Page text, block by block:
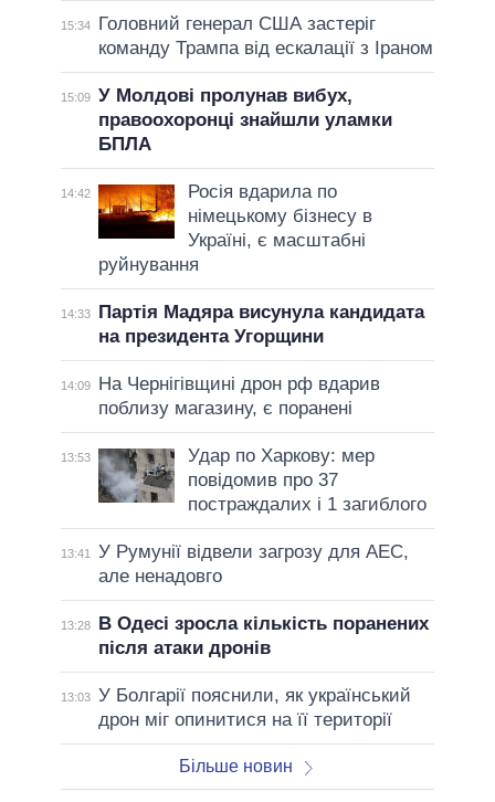
15:34
Головний генерал США застеріг
команду Трампа від ескалації з Іраном
15:09 У Молдові пролунав вибух,
правоохоронці знайшли уламки
БПЛА
14:42
Росія вдарила по
німецькому бізнесу в
Україні, є масштабні
руйнування
14:33
Партія Мадяра висунула кандидата
на президента Угорщини
14:09
На Чернігівщині дрон рф вдарив
поблизу магазину, є поранені
13:53
Удар по Харкову: мер
повідомив про 37
постраждалих і 1 загиблого
13:41
У Румунії відвели загрозу для АЕС,
але ненадовго
13:28
В Одесі зросла кількість поранених
після атаки дронів
13:03 У Болгарії пояснили, як український
дрон міг опинитися на її території
Більше новин